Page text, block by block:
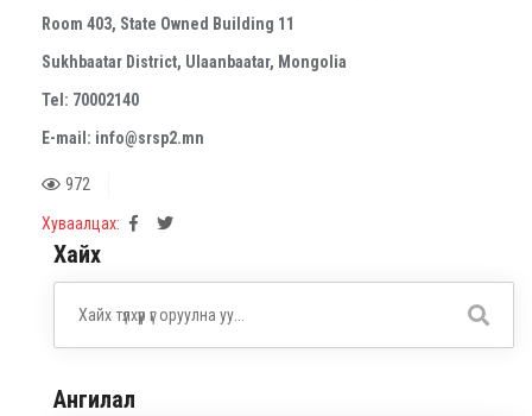
Room 403, State Owned Building 11
Sukhbaatar District, Ulaanbaatar, Mongolia
Tel: 70002140
E-mail: info@srsp2.mn
972
Хуваалцах:
Хайх
Ангилал